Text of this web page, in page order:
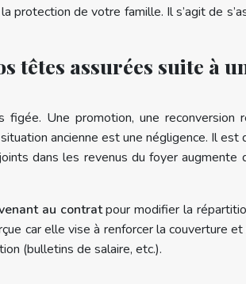
de votre famille. Il s’agit de
têtes assurées suite à
Une promotion, une
ancienne est une négligence. Il est
dans les revenus du foyer
au contratpour modifier la
car elle vise à renforcer la couverture et
(bulletins de salaire, etc.).